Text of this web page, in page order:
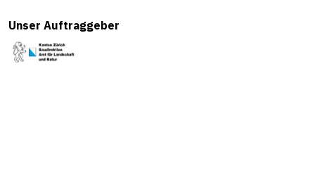
Unser Auftraggeber